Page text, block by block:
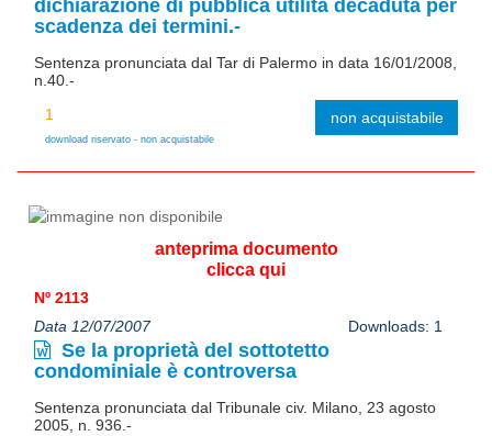
dichiarazione di pubblica utilità decaduta per
scadenza dei termini.-
Sentenza pronunciata dal Tar di Palermo in data 16/01/2008,
n.40.-
download riservato - non acquistabile
non acquistabile
anteprima documento
clicca qui
Nº 2113
Data 12/07/2007
Downloads: 1
Se la proprietà del sottotetto
condominiale è controversa
Sentenza pronunciata dal Tribunale civ. Milano, 23 agosto
2005, n. 936.-